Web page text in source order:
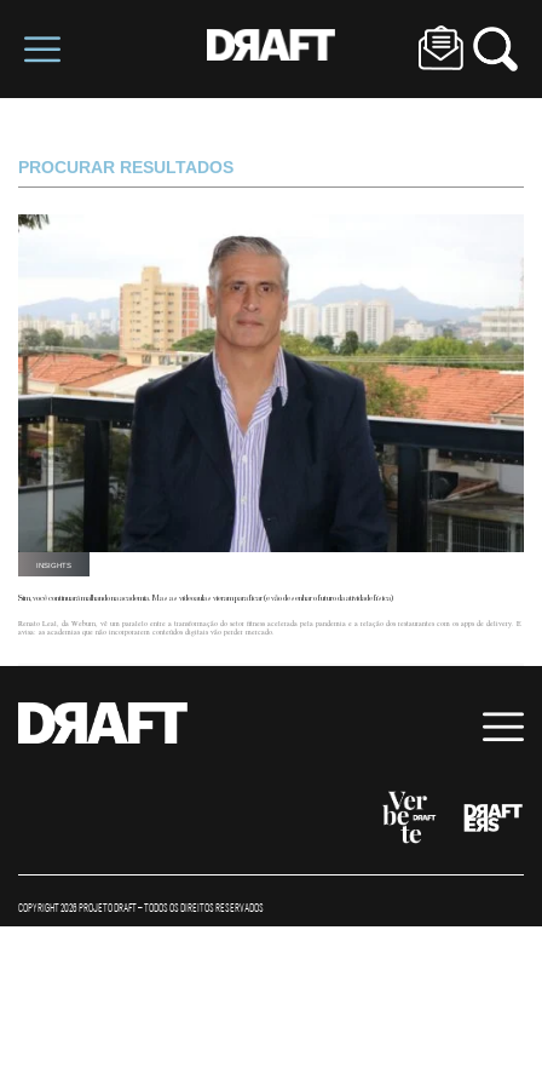
PROCURAR RESULTADOS
INSIGHTS
Sim, você continuará malhando na academia. Mas as vídeoaulas vieram para ficar (e vão desenhar o futuro da atividade física)
Renato Leal, da Weburn, vê um paralelo entre a transformação do setor fitness acelerada pela pandemia e a relação dos restaurantes com os apps de delivery. E
avisa: as academias que não incorporarem conteúdos digitais vão perder mercado.
COPYRIGHT 2026 PROJETO DRAFT – TODOS OS DIREITOS RESERVADOS